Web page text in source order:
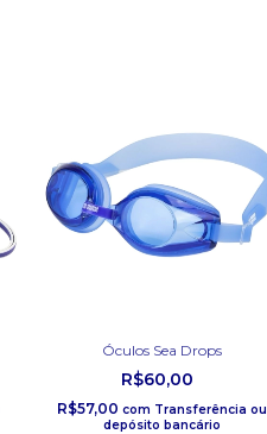
Óculos Sea Drops
R$60,00
R$57,00 com Transferência ou
depósito bancário